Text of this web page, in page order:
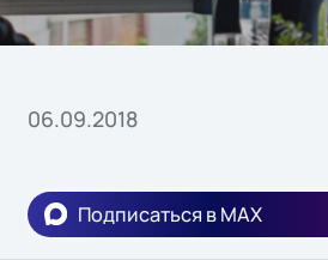
06.09.2018
Подписаться в MAX